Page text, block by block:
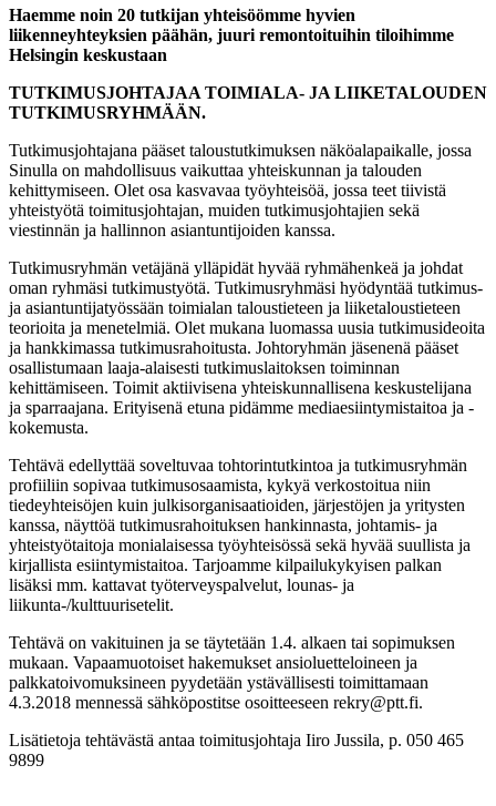
Haemme noin 20 tutkijan yhteisöömme hyvien
liikenneyhteyksien päähän, juuri remontoituihin tiloihimme
Helsingin keskustaan
TUTKIMUSJOHTAJAA TOIMIALA- JA LIIKETALOUDEN
TUTKIMUSRYHMÄÄN.
Tutkimusjohtajana pääset taloustutkimuksen näköalapaikalle, jossa
Sinulla on mahdollisuus vaikuttaa yhteiskunnan ja talouden
kehittymiseen. Olet osa kasvavaa työyhteisöä, jossa teet tiivistä
yhteistyötä toimitusjohtajan, muiden tutkimusjohtajien sekä
viestinnän ja hallinnon asiantuntijoiden kanssa.
Tutkimusryhmän vetäjänä ylläpidät hyvää ryhmähenkeä ja johdat
oman ryhmäsi tutkimustyötä. Tutkimusryhmäsi hyödyntää tutkimus-
ja asiantuntijatyössään toimialan taloustieteen ja liiketaloustieteen
teorioita ja menetelmiä. Olet mukana luomassa uusia tutkimusideoita
ja hankkimassa tutkimusrahoitusta. Johtoryhmän jäsenenä pääset
osallistumaan laaja-alaisesti tutkimuslaitoksen toiminnan
kehittämiseen. Toimit aktiivisena yhteiskunnallisena keskustelijana
ja sparraajana. Erityisenä etuna pidämme mediaesiintymistaitoa ja -
kokemusta.
Tehtävä edellyttää soveltuvaa tohtorintutkintoa ja tutkimusryhmän
profiiliin sopivaa tutkimusosaamista, kykyä verkostoitua niin
tiedeyhteisöjen kuin julkisorganisaatioiden, järjestöjen ja yritysten
kanssa, näyttöä tutkimusrahoituksen hankinnasta, johtamis- ja
yhteistyötaitoja monialaisessa työyhteisössä sekä hyvää suullista ja
kirjallista esiintymistaitoa. Tarjoamme kilpailukykyisen palkan
lisäksi mm. kattavat työterveyspalvelut, lounas- ja
liikunta-/kulttuurisetelit.
Tehtävä on vakituinen ja se täytetään 1.4. alkaen tai sopimuksen
mukaan. Vapaamuotoiset hakemukset ansioluetteloineen ja
palkkatoivomuksineen pyydetään ystävällisesti toimittamaan
4.3.2018 mennessä sähköpostitse osoitteeseen rekry@ptt.fi.
Lisätietoja tehtävästä antaa toimitusjohtaja Iiro Jussila, p. 050 465
9899